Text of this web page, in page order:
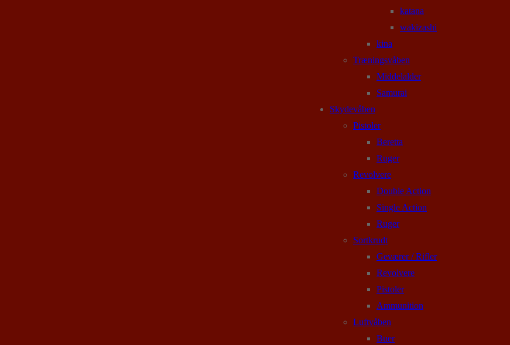
katana
wakizashi
kina
Træningsvåben
Middelalder
Samurai
Skydevåben
Pistoler
Beretta
Ruger
Revolvere
Double Action
Single Action
Ruger
Sortkrudt
Geværer / Rifler
Revolvere
Pistoler
Ammunition
Luftvåben
Buer